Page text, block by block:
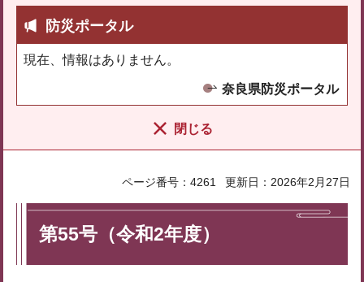
防災ポータル
現在、情報はありません。
奈良県防災ポータル
閉じる
ページ番号：4261 更新日：2026年2月27日
第55号（令和2年度）